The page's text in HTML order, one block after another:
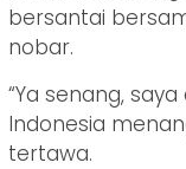
bersantai
nobar.
“Ya senang,
Indonesia
tertawa.